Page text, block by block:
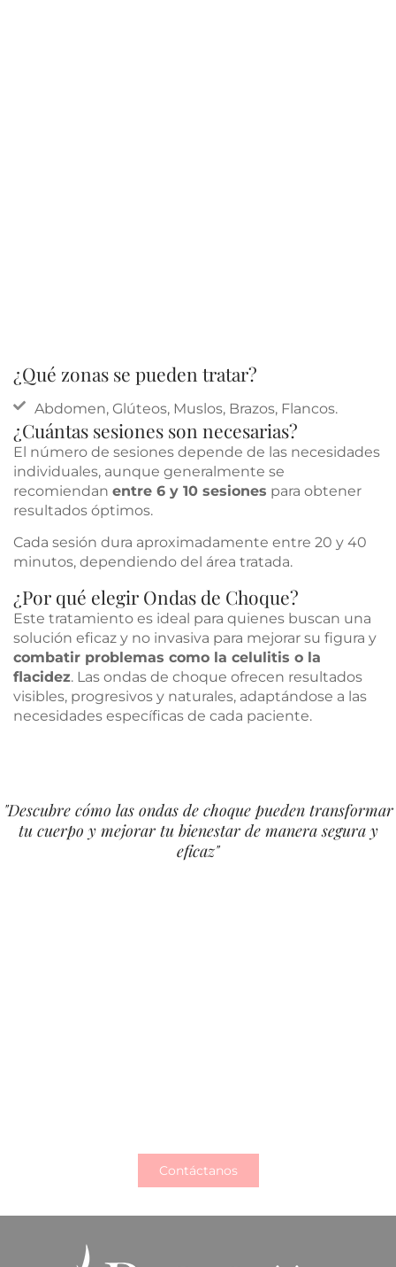
¿Qué zonas se pueden tratar?
Abdomen, Glúteos, Muslos, Brazos, Flancos.
¿Cuántas sesiones son necesarias?
El número de sesiones depende de las necesidades
individuales, aunque generalmente se
recomiendan entre 6 y 10 sesiones para obtener
resultados óptimos.
Cada sesión dura aproximadamente entre 20 y 40
minutos, dependiendo del área tratada.
¿Por qué elegir Ondas de Choque?
Este tratamiento es ideal para quienes buscan una
solución eficaz y no invasiva para mejorar su figura y
combatir problemas como la celulitis o la
flacidez. Las ondas de choque ofrecen resultados
visibles, progresivos y naturales, adaptándose a las
necesidades específicas de cada paciente.
"Descubre cómo las ondas de choque pueden transformar
tu cuerpo y mejorar tu bienestar de manera segura y
eficaz"
Contáctanos